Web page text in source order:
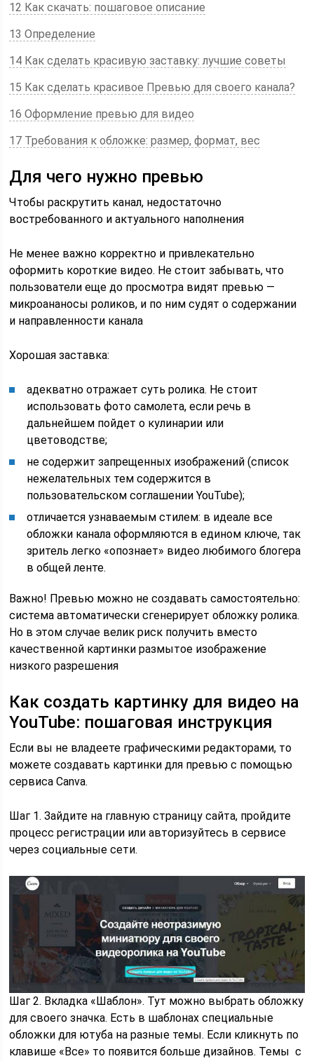
12 Как скачать: пошаговое описание
13 Определение
14 Как сделать красивую заставку: лучшие советы
15 Как сделать красивое Превью для своего канала?
16 Оформление превью для видео
17 Требования к обложке: размер, формат, вес
Для чего нужно превью
Чтобы раскрутить канал, недостаточно
востребованного и актуального наполнения
Не менее важно корректно и привлекательно
оформить короткие видео. Не стоит забывать, что
пользователи еще до просмотра видят превью —
микроананосы роликов, и по ним судят о содержании
и направленности канала
Хорошая заставка:
адекватно отражает суть ролика. Не стоит
использовать фото самолета, если речь в
дальнейшем пойдет о кулинарии или
цветоводстве;
не содержит запрещенных изображений (список
нежелательных тем содержится в
пользовательском соглашении YouTube);
отличается узнаваемым стилем: в идеале все
обложки канала оформляются в едином ключе, так
зритель легко «опознает» видео любимого блогера
в общей ленте.
Важно! Превью можно не создавать самостоятельно:
система автоматически сгенерирует обложку ролика.
Но в этом случае велик риск получить вместо
качественной картинки размытое изображение
низкого разрешения
Как создать картинку для видео на
YouTube: пошаговая инструкция
Если вы не владеете графическими редакторами, то
можете создавать картинки для превью с помощью
сервиса Canva.
Шаг 1. Зайдите на главную страницу сайта, пройдите
процесс регистрации или авторизуйтесь в сервисе
через социальные сети.
Шаг 2. Вкладка «Шаблон». Тут можно выбрать обложку
для своего значка. Есть в шаблонах специальные
обложки для ютуба на разные темы. Если кликнуть по
клавише «Все» то появится больше дизайнов. Темы с